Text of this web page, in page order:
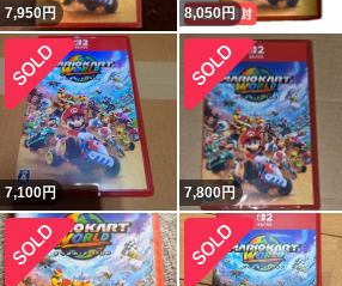
7,950円 8,050円
7,100円 7,800円